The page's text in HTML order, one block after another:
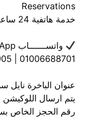
Reservations
خدمة هاتفية 24 ساعة
واتســـــــاب What’s App : –
01006688701 | 01004279905| 01149959199
عنوان الباخرة نايل
يتم ارسال
رقم الحجز الخاص